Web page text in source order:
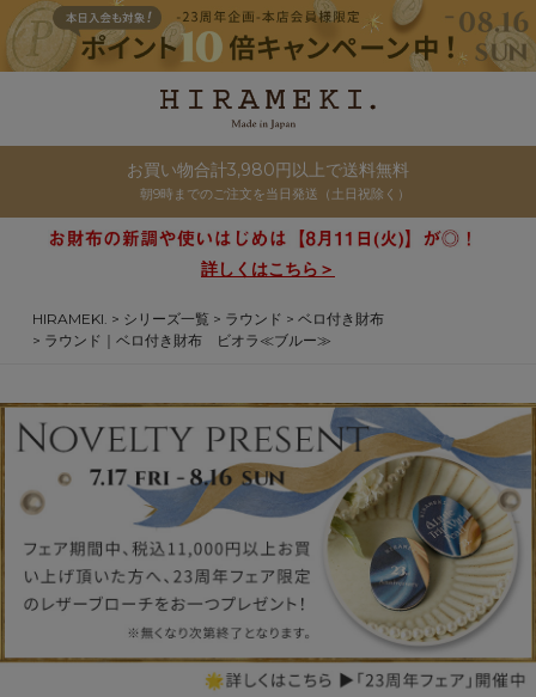
お買い物合計3,980円以上で送料無料
朝9時までのご注文を当日発送（土日祝除く）
詳しくはこちら＞
HIRAMEKI. シリーズ一覧 ラウンド
ベロ付き財布
ラウンド｜ベロ付き財布 ビオラ≪ブルー≫